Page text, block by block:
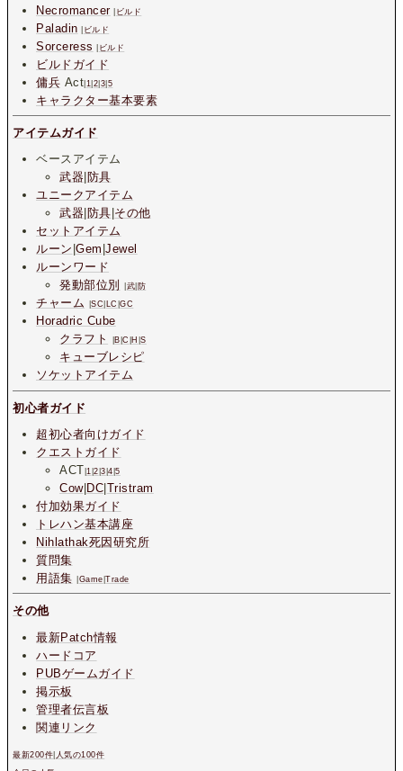
Necromancer| ビルド
Paladin ビルド
Sorceress ビルド
ビルドガイド
傭兵 Act 1 2 3 5
キャラクター基本要素
アイテムガイド
ベースアイテム
武器 防具
ユニークアイテム
武器 防具 その他
セットアイテム
ルーン |Gem |Jewel
ルーンワード
発動部位別
武 防
チャーム |SC LC |GC
Horadric Cube
クラフト
B |C H |S
キューブレシピ
ソケットアイテム
初心者ガイド
超初心者向けガイド
クエストガイド
ACT |1 |2 |3 |4 |5
Cow| DC Tristram
付加効果ガイド
トレハン基本講座
Nihlathak死因研究所
質問集
用語集
Game |Trade
その他
最新Patch情報
ハードコア
PUBゲームガイド
掲示板
管理者伝言板
関連リンク
最新200件 人気の100件